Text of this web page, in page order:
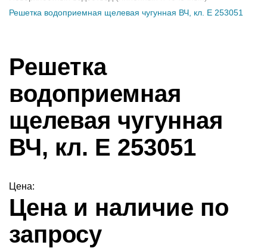
Решетка водоприемная щелевая чугунная ВЧ, кл. Е 253051
Решетка
водоприемная
щелевая чугунная
ВЧ, кл. Е 253051
Цена:
Цена и наличие по
запросу